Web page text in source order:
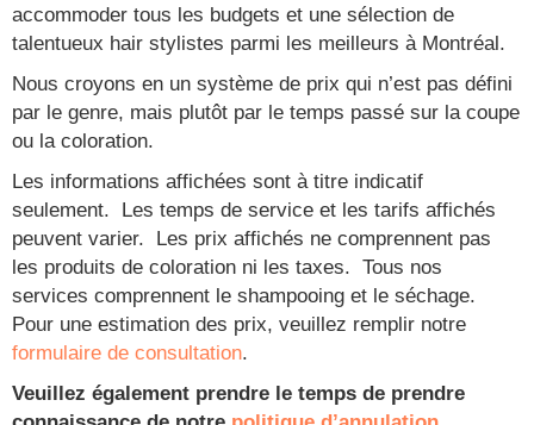
accommoder tous les budgets et une sélection de
talentueux hair stylistes parmi les meilleurs à Montréal.
Nous croyons en un système de prix qui n’est pas défini
par le genre, mais plutôt par le temps passé sur la coupe
ou la coloration.
Les informations affichées sont à titre indicatif
seulement. Les temps de service et les tarifs affichés
peuvent varier. Les prix affichés ne comprennent pas
les produits de coloration ni les taxes. Tous nos
services comprennent le shampooing et le séchage.
Pour une estimation des prix, veuillez remplir notre
formulaire de consultation.
Veuillez également prendre le temps de prendre